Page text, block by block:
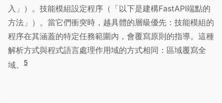
入」）。技能模組設定程序（「以下是建構FastAPI端點的
方法」）。當它們衝突時，越具體的層級優先：技能模組的
程序在其涵蓋的特定任務範圍內，會覆寫原則的指導。這種
解析方式與程式語言處理作用域的方式相同：區域覆寫全
域。
5